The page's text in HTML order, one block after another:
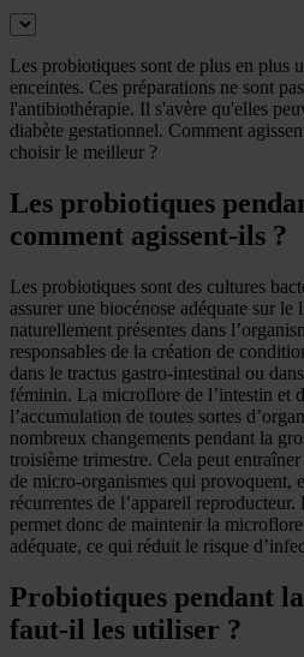
Les probiotiques sont de plus en plus
enceintes. Ces préparations ne sont
l'antibiothérapie. Il s'avère qu'elles
diabète gestationnel. Comment
choisir le meilleur ?
Les probiotiques
comment agissent-ils ?
Les probiotiques sont des cultures
assurer une biocénose adéquate sur
naturellement présentes dans
responsables de la création de
dans le tractus gastro-intestinal ou
féminin. La microflore de l’intestin et
l’accumulation de toutes sortes
nombreux changements pendant la
troisième trimestre. Cela peut
de micro-organismes qui provoquent,
récurrentes de l’appareil
permet donc de maintenir la
adéquate, ce qui réduit le risque
Probiotiques pendant la
faut-il les utiliser ?